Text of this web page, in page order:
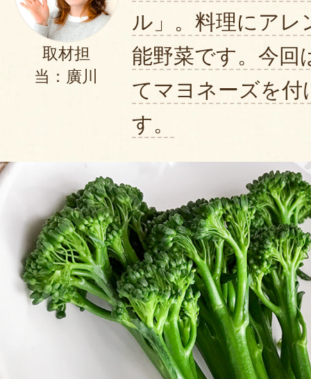
取材担
当：廣川
ル」。料理にアレ
能野菜です。今回
てマヨネーズを付
す。